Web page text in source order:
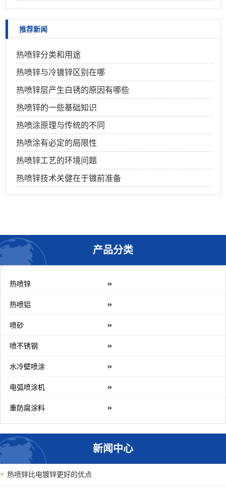
推荐新闻
热喷锌分类和用途
热喷锌与冷镀锌区别在哪
热喷锌层产生白锈的原因有哪些
热喷锌的一些基础知识
热喷涂原理与传统的不同
热喷涂有必定的局限性
热喷锌工艺的环境问题
热喷锌技术关健在于镀前准备
产品分类
热喷锌
热喷铝
喷砂
喷不锈钢
水冷壁喷涂
电弧喷涂机
重防腐涂料
新闻中心
热喷锌比电镀锌更好的优点